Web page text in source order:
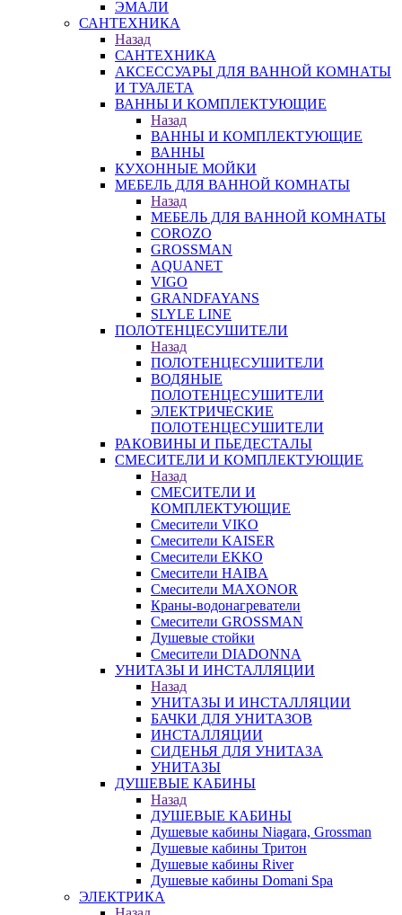
ЭМАЛИ
САНТЕХНИКА
Назад
САНТЕХНИКА
АКСЕССУАРЫ ДЛЯ ВАННОЙ КОМНАТЫ
И ТУАЛЕТА
ВАННЫ И КОМПЛЕКТУЮЩИЕ
Назад
ВАННЫ И КОМПЛЕКТУЮЩИЕ
ВАННЫ
КУХОННЫЕ МОЙКИ
МЕБЕЛЬ ДЛЯ ВАННОЙ КОМНАТЫ
Назад
МЕБЕЛЬ ДЛЯ ВАННОЙ КОМНАТЫ
COROZO
GROSSMAN
AQUANET
VIGO
GRANDFAYANS
SLYLE LINE
ПОЛОТЕНЦЕСУШИТЕЛИ
Назад
ПОЛОТЕНЦЕСУШИТЕЛИ
ВОДЯНЫЕ
ПОЛОТЕНЦЕСУШИТЕЛИ
ЭЛЕКТРИЧЕСКИЕ
ПОЛОТЕНЦЕСУШИТЕЛИ
РАКОВИНЫ И ПЬЕДЕСТАЛЫ
СМЕСИТЕЛИ И КОМПЛЕКТУЮЩИЕ
Назад
СМЕСИТЕЛИ И
КОМПЛЕКТУЮЩИЕ
Смесители VIKO
Смесители KAISER
Смесители EKKO
Смесители HAIBA
Смесители MAXONOR
Краны-водонагреватели
Смесители GROSSMAN
Душевые стойки
Смесители DIADONNA
УНИТАЗЫ И ИНСТАЛЛЯЦИИ
Назад
УНИТАЗЫ И ИНСТАЛЛЯЦИИ
БАЧКИ ДЛЯ УНИТАЗОВ
ИНСТАЛЛЯЦИИ
СИДЕНЬЯ ДЛЯ УНИТАЗА
УНИТАЗЫ
ДУШЕВЫЕ КАБИНЫ
Назад
ДУШЕВЫЕ КАБИНЫ
Душевые кабины Niagara, Grossman
Душевые кабины Тритон
Душевые кабины River
Душевые кабины Domani Spa
ЭЛЕКТРИКА